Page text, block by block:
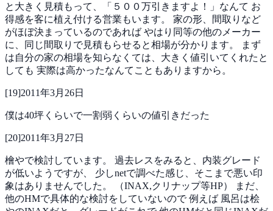
と大きく見積もって、「５００万引きますよ！」なんて お
得感を客に植え付ける営業もいます。 家の形、間取りなど
がほぼ決まっているのであれば やはり同等の他のメーカー
に、同じ間取りで見積もらせると相場が分かります。
まず
は自分の家の相場を知らなくては、大きく値引いてくれたと
しても 実際は高かったなんてこともありますから。
[19]2011年3月26日
僕は40坪くらいで一割弱くらいの値引きだった
[20]2011年3月27日
檜やで検討しています。 過去レスをみると、内装グレード
が低いようですが、 少しnetで調べた感じ、そこまで悪い印
象はありませんでした。
（INAX,クリナップ等HP）
まだ、
他のHMで具体的な検討をしていないので例えば 風呂は桧